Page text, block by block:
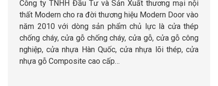
Công ty TNHH Đầu Tư và Sản Xuất thương mại nội
thất Modern cho ra đời thương hiệu Modern Door vào
năm 2010 với dòng sản phẩm chủ lực là cửa thép
chống cháy, cửa gỗ chống cháy, cửa gỗ, cửa gỗ công
nghiệp, cửa nhựa Hàn Quốc, cửa nhựa lõi thép, cửa
nhựa gỗ Composite cao cấp…